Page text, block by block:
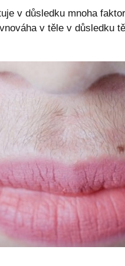
v důsledku mnoha
v těle v důsledku